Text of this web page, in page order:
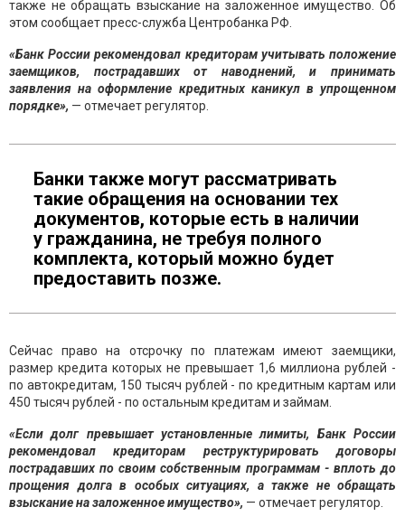
также не обращать взыскание на заложенное имущество. Об
этом сообщает пресс-служба Центробанка РФ.
«Банк России рекомендовал кредиторам учитывать положение
заемщиков, пострадавших от наводнений, и принимать
заявления на оформление кредитных каникул в упрощенном
порядке», — отмечает регулятор.
Банки также могут рассматривать
такие обращения на основании тех
документов, которые есть в наличии
у гражданина, не требуя полного
комплекта, который можно будет
предоставить позже.
Сейчас право на отсрочку по платежам имеют заемщики,
размер кредита которых не превышает 1,6 миллиона рублей -
по автокредитам, 150 тысяч рублей - по кредитным картам или
450 тысяч рублей - по остальным кредитам и займам.
«Если долг превышает установленные лимиты, Банк России
рекомендовал кредиторам реструктурировать договоры
пострадавших по своим собственным программам - вплоть до
прощения долга в особых ситуациях, а также не обращать
взыскание на заложенное имущество», — отмечает регулятор.